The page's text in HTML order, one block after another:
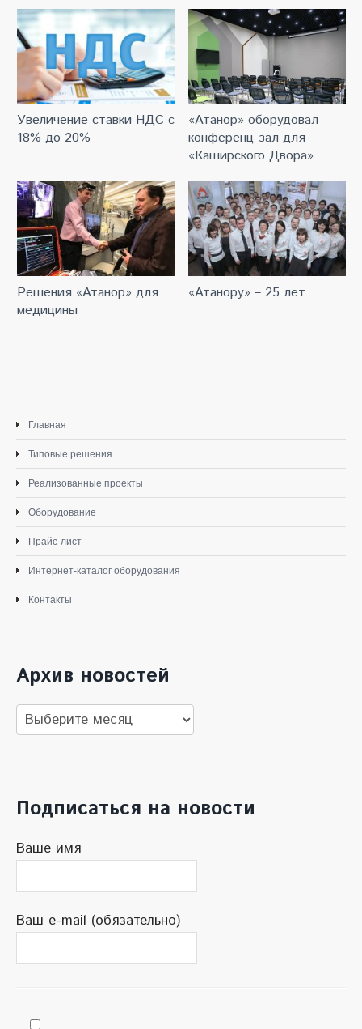
Увеличение ставки НДС с
18% до 20%
«Атанор» оборудовал
конференц-зал для
«Каширского Двора»
Решения «Атанор» для
медицины
«Атанору» – 25 лет
Главная
Типовые решения
Реализованные проекты
Оборудование
Прайс-лист
Интернет-каталог оборудования
Контакты
Архив новостей
Архив
новостей
Подписаться на новости
Ваше имя
Ваш e-mail (обязательно)